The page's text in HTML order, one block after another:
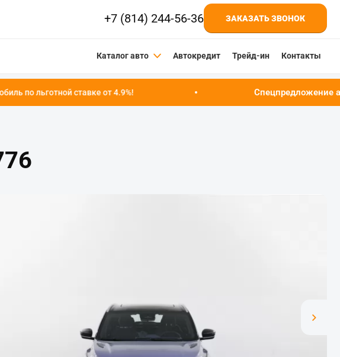
+7 (814) 244-56-36 ЗАКАЗАТЬ ЗВОНОК
Каталог авто Автокредит Трейд-ин Контакты
ставке от 4.9%! Спецпредложение августа!